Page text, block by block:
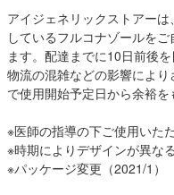
アイジェネリックストアー
しているフルコナゾールを
ます。配達までに10日前後
物流の混雑などの影響によ
で使用開始予定日から余裕を
※医師の指導の下ご使用いた
※時期によりデザインが異な
※パッケージ変更（2021/1）